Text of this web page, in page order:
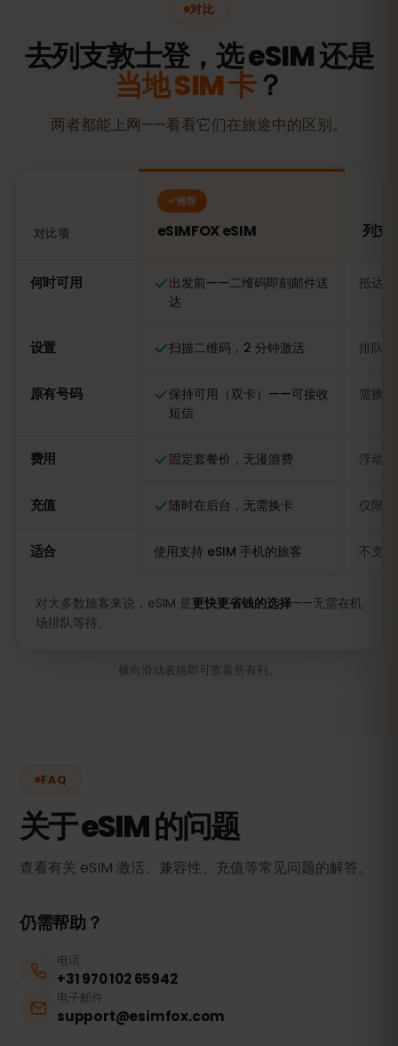
对比
去列支敦士登，选 eSIM 还是
当地 SIM 卡？
两者都能上网——看看它们在旅途中的区别。
对比项
推荐
eSIMFOX eSIM 列支
何时可用
出发前——二维码即刻邮件送
达
抵达
设置 扫描二维码，2 分钟激活 排队
原有号码
保持可用（双卡）——可接收
短信
需换
费用 固定套餐价，无漫游费 浮动
充值 随时在后台，无需换卡 仅限
适合 使用支持 eSIM 手机的旅客 不支
对大多数旅客来说，eSIM 是更快更省钱的选择——无需在机
场排队等待。
横向滑动表格即可查看所有列。
FAQ
关于 eSIM 的问题
查看有关 eSIM 激活、兼容性、充值等常见问题的解答。
仍需帮助？
电话
+31 970 102 65942
电子邮件
support@esimfox.com